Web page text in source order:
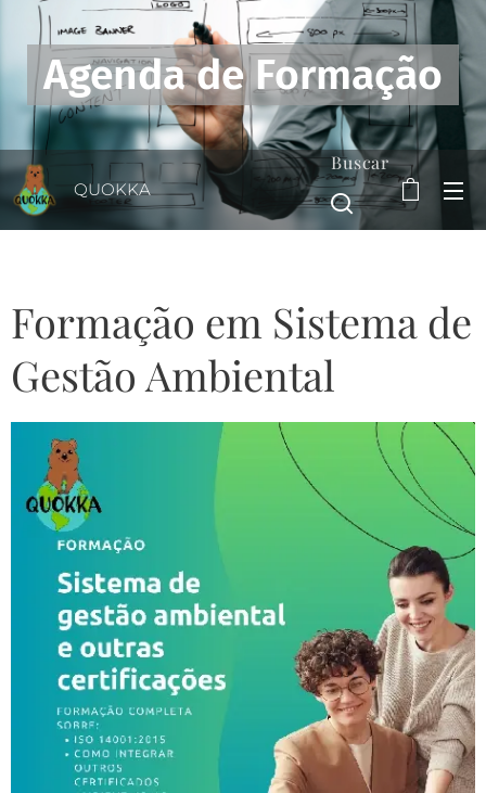
QUOKKA
Buscar
Agenda de Formação
Formação em Sistema de
Gestão Ambiental